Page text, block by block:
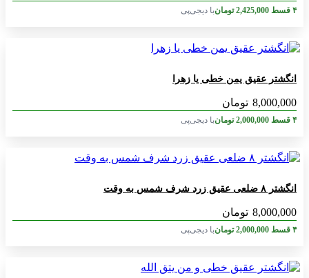
۴ قسط 2,425,000 تومانبا دیجی‌پی
انگشتر عقیق یمن خطی یا زهرا
8,000,000 تومان
۴ قسط 2,000,000 تومانبا دیجی‌پی
انگشتر ۸ ضلعی عقیق زرد شرف شمس به وقت
8,000,000 تومان
۴ قسط 2,000,000 تومانبا دیجی‌پی